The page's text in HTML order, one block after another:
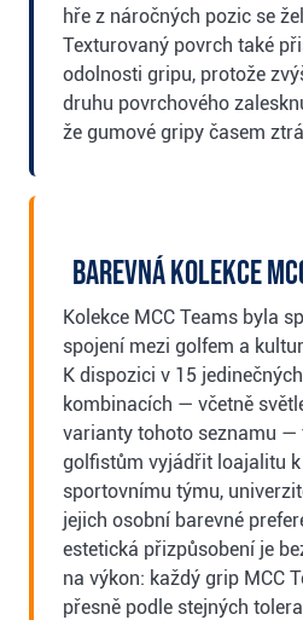
hře z náročných pozic se
Texturovaný povrch také
odolnosti gripu, protože
druhu povrchového
že gumové gripy časem
Barevná kolekce
Kolekce MCC Teams byla
spojení mezi golfem a
K dispozici v 15
kombinacích — včetně
varianty tohoto seznamu
golfistům vyjádřit loajalitu
sportovnímu týmu,
jejich osobní barevné
estetická přizpůsobení je
na výkon: každý grip MCC
přesně podle stejných